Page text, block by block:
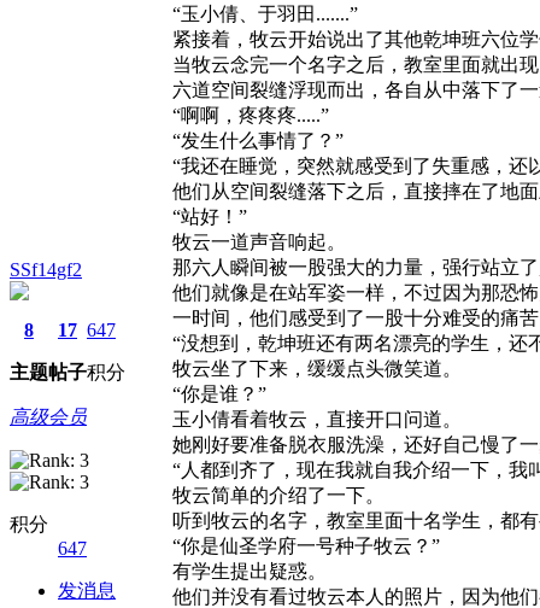
SSf14gf2
8
主题
17
帖子
647
积分
高级会员
积分
647
发消息
“玉小倩、于羽田.......”
紧接着，牧云开始说出了其他乾坤班六位
当牧云念完一个名字之后，教室里面就出
六道空间裂缝浮现而出，各自从中落下了
“啊啊，疼疼疼.....”
“发生什么事情了？”
“我还在睡觉，突然就感受到了失重感，还
他们从空间裂缝落下之后，直接摔在了地
“站好！”
牧云一道声音响起。
那六人瞬间被一股强大的力量，强行站立
他们就像是在站军姿一样，不过因为那恐
一时间，他们感受到了一股十分难受的痛
“没想到，乾坤班还有两名漂亮的学生，还
牧云坐了下来，缓缓点头微笑道。
“你是谁？”
玉小倩看着牧云，直接开口问道。
她刚好要准备脱衣服洗澡，还好自己慢了
“人都到齐了，现在我就自我介绍一下，我
牧云简单的介绍了一下。
听到牧云的名字，教室里面十名学生，都
“你是仙圣学府一号种子牧云？”
有学生提出疑惑。
他们并没有看过牧云本人的照片，因为他